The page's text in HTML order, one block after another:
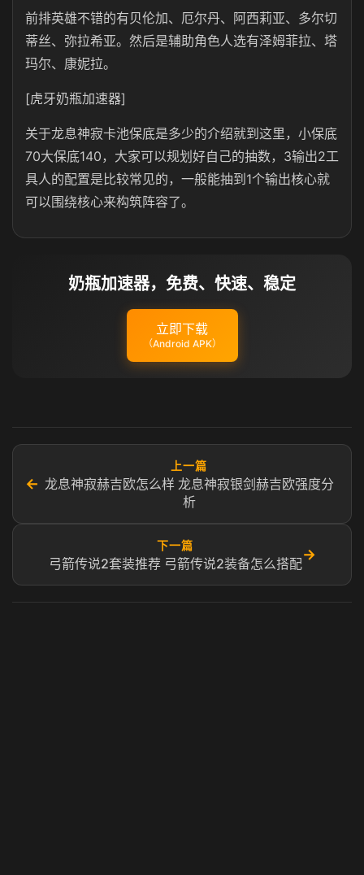
前排英雄不错的有贝伦加、厄尔丹、阿西莉亚、多尔切
蒂丝、弥拉希亚。然后是辅助角色人选有泽姆菲拉、塔
玛尔、康妮拉。
[虎牙奶瓶加速器]
关于龙息神寂卡池保底是多少的介绍就到这里，小保底
70大保底140，大家可以规划好自己的抽数，3输出2工
具人的配置是比较常见的，一般能抽到1个输出核心就
可以围绕核心来构筑阵容了。
奶瓶加速器，免费、快速、稳定
立即下载
（Android APK）
←
上一篇
龙息神寂赫吉欧怎么样 龙息神寂银剑赫吉欧强度分
析
下一篇
弓箭传说2套装推荐 弓箭传说2装备怎么搭配
→